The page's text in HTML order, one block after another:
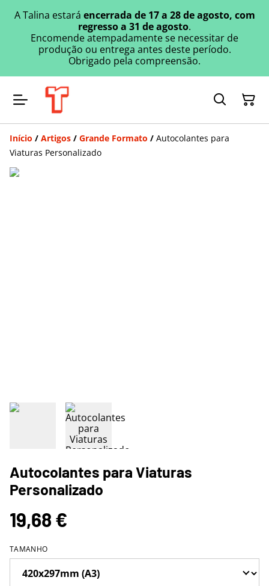
A Talina estará encerrada de 17 a 28 de agosto, com
regresso a 31 de agosto.
Encomende atempadamente se necessitar de
produção ou entrega antes deste período.
Obrigado pela compreensão.
Início / Artigos / Grande Formato / Autocolantes para
Viaturas Personalizado
Autocolantes para Viaturas
Personalizado
19,68 €
TAMANHO